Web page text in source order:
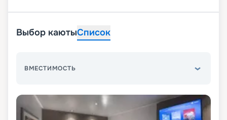
Выбор каютыСписок
ВМЕСТИМОСТЬ